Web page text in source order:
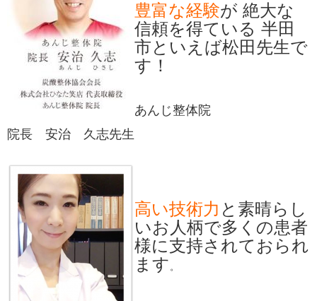
豊富な経験が 絶大な
信頼を得ている 半田
市といえば松田先生で
す！
あんじ整体院
院長 安治 久志先生
高い技術力 と素晴らし
いお人柄で多くの患者
様に支持されておられ
ます 。